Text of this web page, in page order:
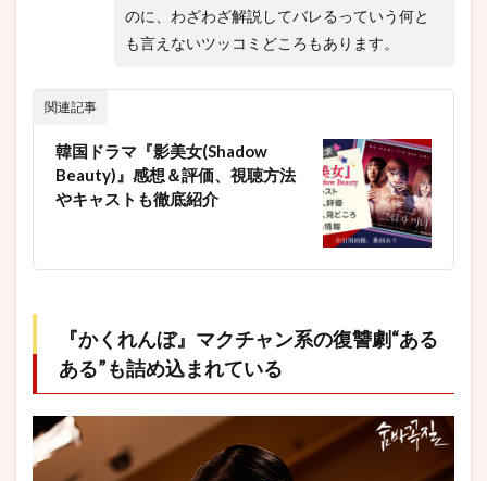
のに、わざわざ解説してバレるっていう何と
も言えないツッコミどころもあります。
関連記事
韓国ドラマ『影美女(Shadow
Beauty)』感想＆評価、視聴方法
やキャストも徹底紹介
『かくれんぼ』マクチャン系の復讐劇“ある
ある”も詰め込まれている